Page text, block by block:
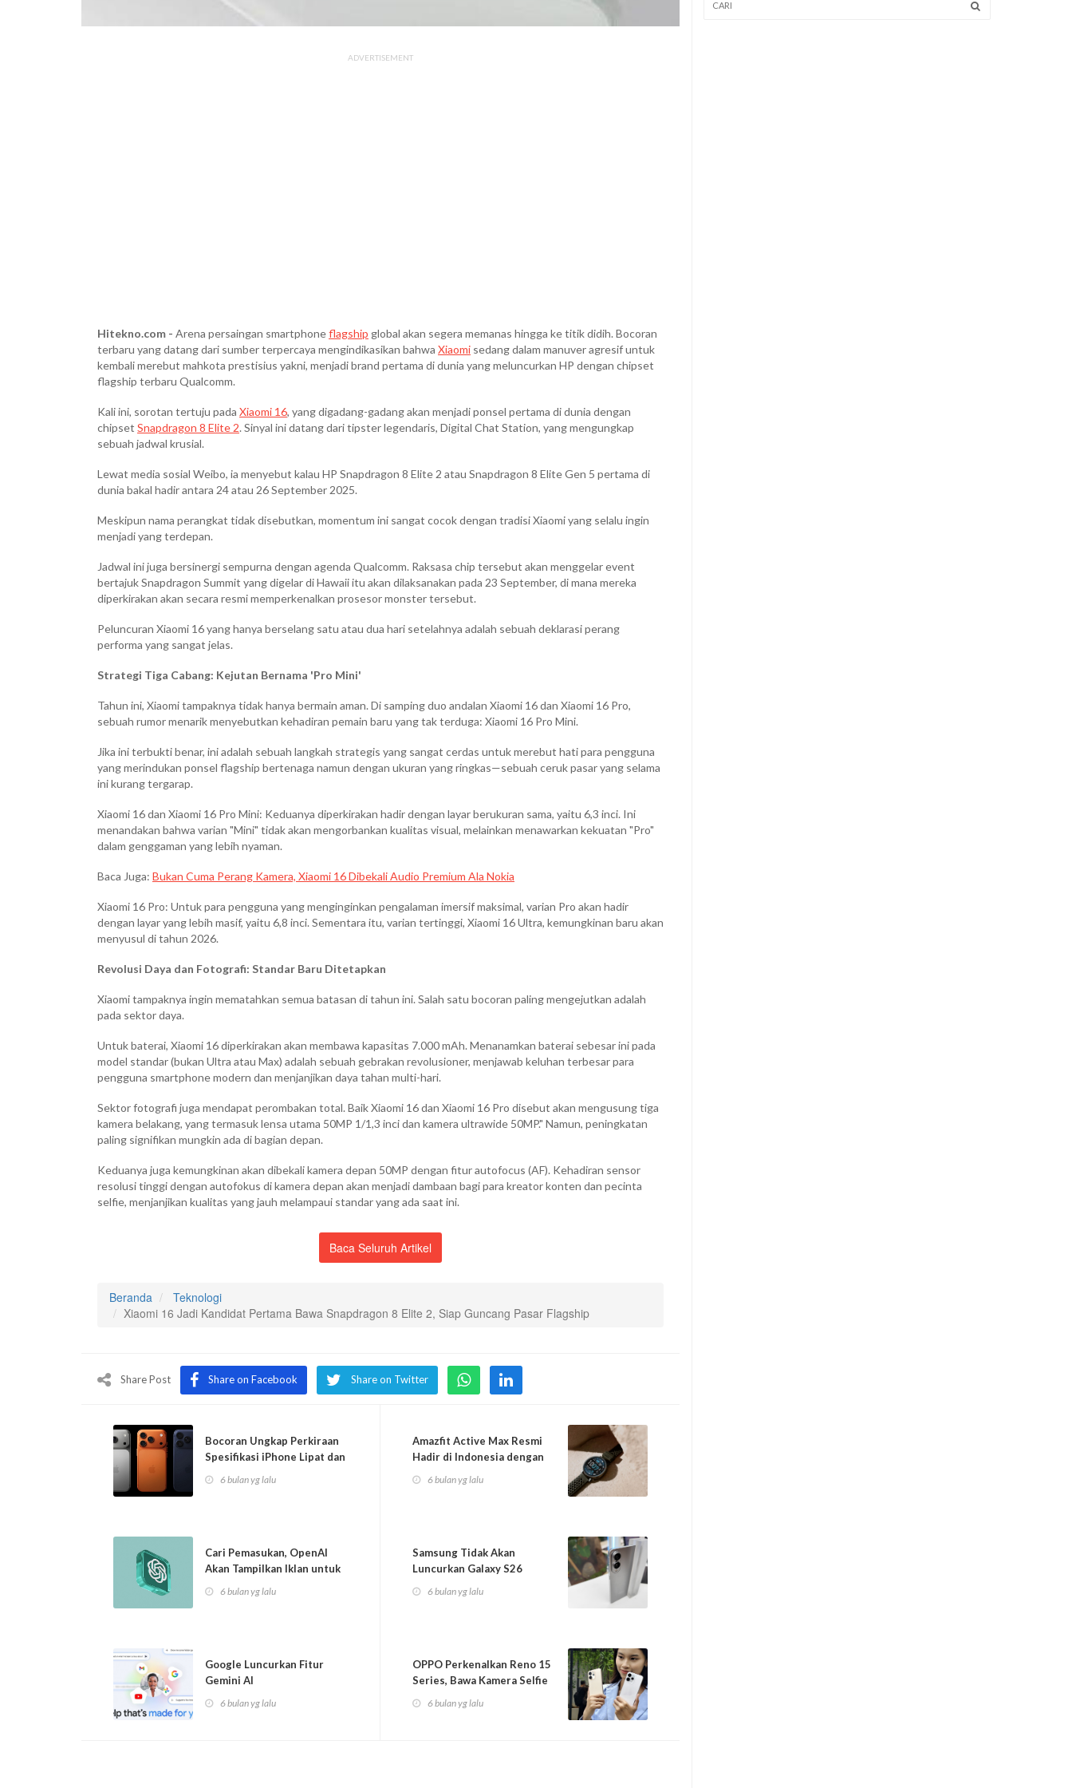
ADVERTISEMENT
Hitekno.com - Arena persaingan smartphoneflagship global akan segera memanas hingga ke titik didih. Bocoran
terbaru yang datang dari sumber terpercaya mengindikasikan bahwa Xiaomi sedang dalam manuver agresif untuk
kembali merebut mahkota prestisius yakni, menjadi brand pertama di dunia yang meluncurkan HP dengan chipset
flagship terbaru Qualcomm.
Kali ini, sorotan tertuju pada Xiaomi 16, yang digadang-gadang akan menjadi ponsel pertama di dunia dengan
chipset Snapdragon 8 Elite 2. Sinyal ini datang dari tipster legendaris, Digital Chat Station, yang mengungkap
sebuah jadwal krusial.
Lewat media sosial Weibo, ia menyebut kalau HP Snapdragon 8 Elite 2 atau Snapdragon 8 Elite Gen 5 pertama di
dunia bakal hadir antara 24 atau 26 September 2025.
Meskipun nama perangkat tidak disebutkan, momentum ini sangat cocok dengan tradisi Xiaomi yang selalu ingin
menjadi yang terdepan.
Jadwal ini juga bersinergi sempurna dengan agenda Qualcomm. Raksasa chip tersebut akan menggelar event
bertajuk Snapdragon Summit yang digelar di Hawaii itu akan dilaksanakan pada 23 September, di mana mereka
diperkirakan akan secara resmi memperkenalkan prosesor monster tersebut.
Peluncuran Xiaomi 16 yang hanya berselang satu atau dua hari setelahnya adalah sebuah deklarasi perang
performa yang sangat jelas.
Strategi Tiga Cabang: Kejutan Bernama 'Pro Mini'
Tahun ini, Xiaomi tampaknya tidak hanya bermain aman. Di samping duo andalan Xiaomi 16 dan Xiaomi 16 Pro,
sebuah rumor menarik menyebutkan kehadiran pemain baru yang tak terduga: Xiaomi 16 Pro Mini.
Jika ini terbukti benar, ini adalah sebuah langkah strategis yang sangat cerdas untuk merebut hati para pengguna
yang merindukan ponsel flagship bertenaga namun dengan ukuran yang ringkas—sebuah ceruk pasar yang selama
ini kurang tergarap.
Xiaomi 16 dan Xiaomi 16 Pro Mini: Keduanya diperkirakan hadir dengan layar berukuran sama, yaitu 6,3 inci. Ini
menandakan bahwa varian "Mini" tidak akan mengorbankan kualitas visual, melainkan menawarkan kekuatan "Pro"
dalam genggaman yang lebih nyaman.
Baca Juga: Bukan Cuma Perang Kamera, Xiaomi 16 Dibekali Audio Premium Ala Nokia
Xiaomi 16 Pro: Untuk para pengguna yang menginginkan pengalaman imersif maksimal, varian Pro akan hadir
dengan layar yang lebih masif, yaitu 6,8 inci. Sementara itu, varian tertinggi, Xiaomi 16 Ultra, kemungkinan baru akan
menyusul di tahun 2026.
Revolusi Daya dan Fotografi: Standar Baru Ditetapkan
Xiaomi tampaknya ingin mematahkan semua batasan di tahun ini. Salah satu bocoran paling mengejutkan adalah
pada sektor daya.
Untuk baterai, Xiaomi 16 diperkirakan akan membawa kapasitas 7.000 mAh. Menanamkan baterai sebesar ini pada
model standar (bukan Ultra atau Max) adalah sebuah gebrakan revolusioner, menjawab keluhan terbesar para
pengguna smartphone modern dan menjanjikan daya tahan multi-hari.
Sektor fotografi juga mendapat perombakan total. Baik Xiaomi 16 dan Xiaomi 16 Pro disebut akan mengusung tiga
kamera belakang, yang termasuk lensa utama 50MP 1/1,3 inci dan kamera ultrawide 50MP." Namun, peningkatan
paling signifikan mungkin ada di bagian depan.
Keduanya juga kemungkinan akan dibekali kamera depan 50MP dengan fitur autofocus (AF). Kehadiran sensor
resolusi tinggi dengan autofokus di kamera depan akan menjadi dambaan bagi para kreator konten dan pecinta
selfie, menjanjikan kualitas yang jauh melampaui standar yang ada saat ini.
Baca Seluruh Artikel
Beranda
Teknologi
Xiaomi 16 Jadi Kandidat Pertama Bawa Snapdragon 8 Elite 2, Siap Guncang Pasar Flagship
Share Post Share on Facebook Share on Twitter
Bocoran Ungkap Perkiraan
Spesifikasi iPhone Lipat dan
6 bulan yg lalu
Amazfit Active Max Resmi
Hadir di Indonesia dengan
6 bulan yg lalu
Cari Pemasukan, OpenAI
Akan Tampilkan Iklan untuk
6 bulan yg lalu
Samsung Tidak Akan
Luncurkan Galaxy S26
6 bulan yg lalu
Google Luncurkan Fitur
Gemini AI
6 bulan yg lalu
OPPO Perkenalkan Reno 15
Series, Bawa Kamera Selfie
6 bulan yg lalu